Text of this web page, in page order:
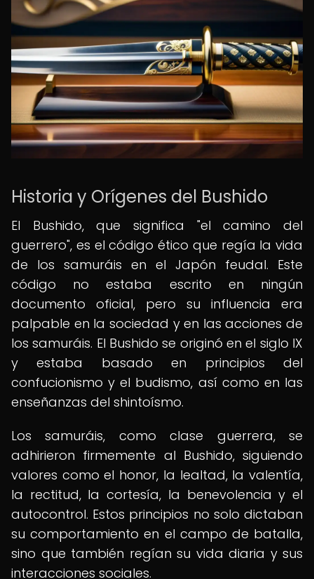
Historia y Orígenes del Bushido
El Bushido, que significa "el camino del
guerrero", es el código ético que regía la vida
de los samuráis en el Japón feudal. Este
código no estaba escrito en ningún
documento oficial, pero su influencia era
palpable en la sociedad y en las acciones de
los samuráis. El Bushido se originó en el siglo IX
y estaba basado en principios del
confucionismo y el budismo, así como en las
enseñanzas del shintoísmo.
Los samuráis, como clase guerrera, se
adhirieron firmemente al Bushido, siguiendo
valores como el honor, la lealtad, la valentía,
la rectitud, la cortesía, la benevolencia y el
autocontrol. Estos principios no solo dictaban
su comportamiento en el campo de batalla,
sino que también regían su vida diaria y sus
interacciones sociales.